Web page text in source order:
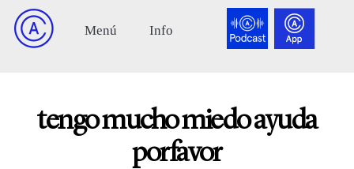
tengo mucho miedo ayuda
porfavor